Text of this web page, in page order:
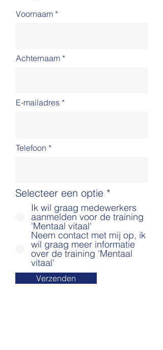
Voornaam
Achternaam
E-mailadres
Telefoon
Selecteer een optie *
Ik wil graag medewerkers
aanmelden voor de training
'Mentaal vitaal'
Neem contact met mij op, ik
wil graag meer informatie
over de training 'Mentaal
vitaal'
Verzenden